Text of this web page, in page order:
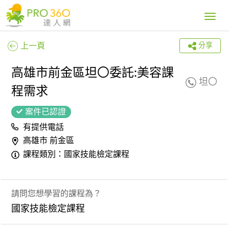
Toggle
上一頁 分享
高雄市前金區坦〇委託:美容課
程需求
坦〇
案件已認證
有提供電話
高雄市 前金區
課程類別：國家技能檢定課程
請問您想學習的課程為？
國家技能檢定課程